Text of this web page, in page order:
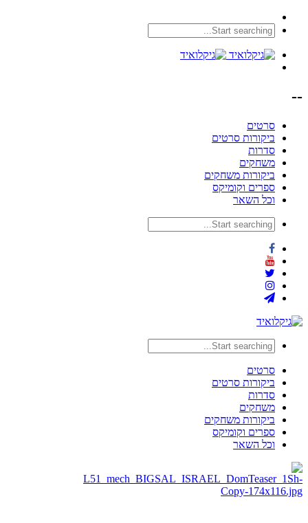
--
סרטים
ביקורות סרטים
סדרות
משחקים
ביקורות משחקים
ספרים וקומיקס
וכל השאר
סרטים
ביקורות סרטים
סדרות
משחקים
ביקורות משחקים
ספרים וקומיקס
וכל השאר